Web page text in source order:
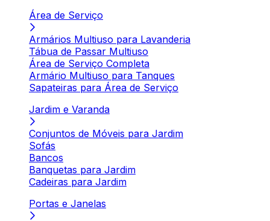
Área de Serviço
Armários Multiuso para Lavanderia
Tábua de Passar Multiuso
Área de Serviço Completa
Armário Multiuso para Tanques
Sapateiras para Área de Serviço
Jardim e Varanda
Conjuntos de Móveis para Jardim
Sofás
Bancos
Banquetas para Jardim
Cadeiras para Jardim
Portas e Janelas